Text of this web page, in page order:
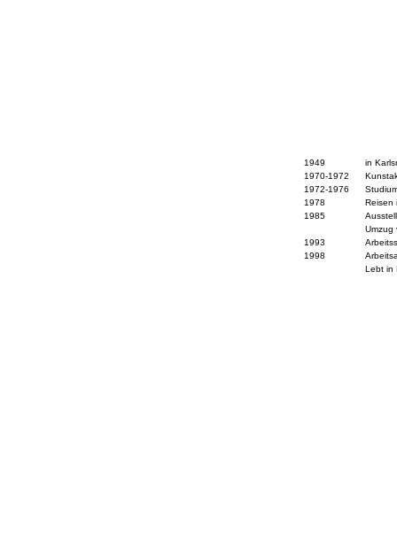
1949
in
1970-1972
1972-1976
1978
Reisen
1985
Umzug
1993
1998
Lebt in